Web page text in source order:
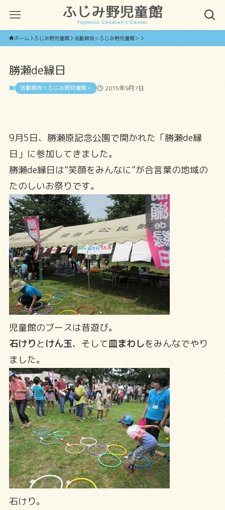
ホーム ふじみ野児童館 活動報告＜ふじみ野児童館＞
勝瀬de縁日
活動報告＜ふじみ野児童館＞ 2015年9月7日
9月5日、勝瀬原記念公園で開かれた「勝瀬de縁
日」に参加してきました。
勝瀬de縁日は”笑顔をみんなに”が合言葉の地域の
たのしいお祭りです。
児童館のブースは昔遊び。
石けりとけん玉、そして皿まわしをみんなでやり
ました。
石けり。